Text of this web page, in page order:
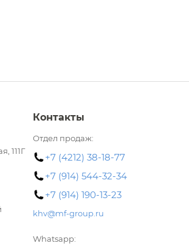
111Г
Контакты
Отдел продаж:
+7 (4212) 38-18-77
+7 (914) 544-32-34
+7 (914) 190-13-23
khv@mf-group.ru
Whatsapp: